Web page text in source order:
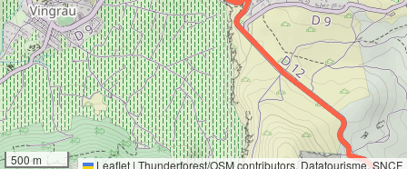
44°
Ensoleillement
500 m Leaflet | Thunderforest/OSM contributors, Datatourisme, SNCF